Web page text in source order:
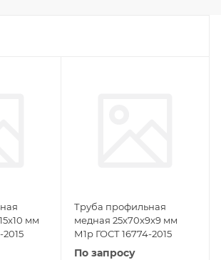
мм
Труба профильная
медная 25x70x9x9 мм
М1р ГОСТ 16774-2015
По запросу